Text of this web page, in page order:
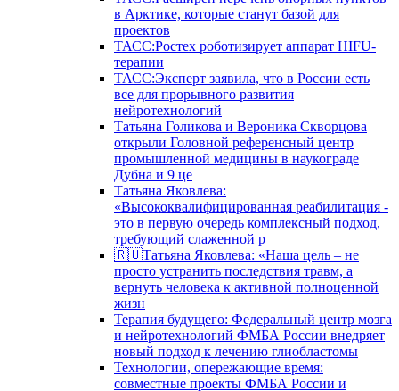
в Арктике, которые станут базой для
проектов
ТАСС:Ростех роботизирует аппарат HIFU-
терапии
ТАСС:Эксперт заявила, что в России есть
все для прорывного развития
нейротехнологий
Татьяна Голикова и Вероника Скворцова
открыли Головной референсный центр
промышленной медицины в наукограде
Дубна и 9 це
Татьяна Яковлева:
«Высококвалифицированная реабилитация -
это в первую очередь комплексный подход,
требующий слаженной р
🇷🇺Татьяна Яковлева: «Наша цель – не
просто устранить последствия травм, а
вернуть человека к активной полноценной
жизн
Терапия будущего: Федеральный центр мозга
и нейротехнологий ФМБА России внедряет
новый подход к лечению глиобластомы
Технологии, опережающие время:
совместные проекты ФМБА России и